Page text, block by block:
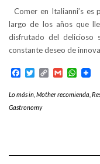
Comer en Italianni’s
largo de los años que
disfrutado del
constante deseo de
Facebook
TwitterCopyGmail
Lo más in Mother recomienda
Gastronomy